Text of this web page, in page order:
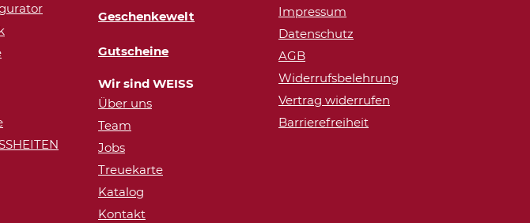
Geschenkewelt
Gutscheine
Wir sind WEISS
Über uns
Team
Jobs
Treuekarte
Katalog
Kontakt
Impressum
Datenschutz
AGB
Widerrufsbelehrung
Vertrag widerrufen
Barrierefreiheit